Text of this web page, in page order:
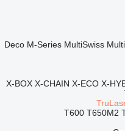
Deco M-Series MultiSwiss
X-BOX X-CHAIN X-ECO X-
T600 T650M2